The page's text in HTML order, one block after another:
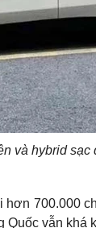
và hybrid sạc
700.000
vẫn khá